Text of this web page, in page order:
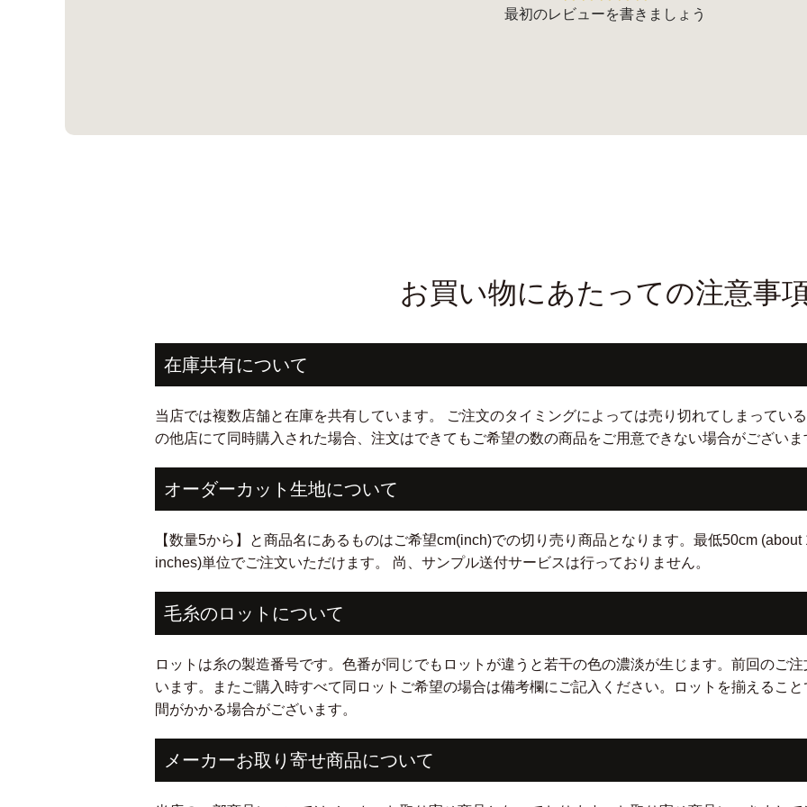
最初のレビューを書きましょう
お買い物にあたっての注意事
在庫共有について
当店では複数店舗と在庫を共有しています。 ご注文のタイミングによっては売り切れてしまってい
の他店にて同時購入された場合、注文はできてもご希望の数の商品をご用意できない場合がござい
オーダーカット生地について
【数量5から】と商品名にあるものはご希望cm(inch)での切り売り商品となります。最低50cm
inches)単位でご注文いただけます。 尚、サンプル送付サービスは行っておりません。
毛糸のロットについて
ロットは糸の製造番号です。色番が同じでもロットが違うと若干の色の濃淡が生じます。前回のご
います。またご購入時すべて同ロットご希望の場合は備考欄にご記入ください。ロットを揃えるこ
間がかかる場合がございます。
メーカーお取り寄せ商品について